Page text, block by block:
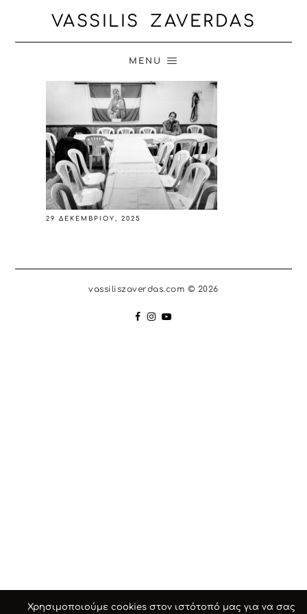
VASSILIS ZAVERDAS
MENU
29 ΔΕΚΕΜΒΡΊΟΥ, 2025
vassiliszaverdas.com © 2026
Χρησιμοποιούμε cookies στον ιστότοπό μας για να σας